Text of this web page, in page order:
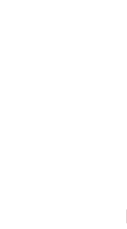
Перейти к